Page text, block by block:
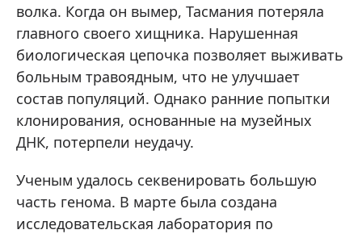
волка. Когда он вымер, Тасмания потеряла
главного своего хищника. Нарушенная
биологическая цепочка позволяет выживать
больным травоядным, что не улучшает
состав популяций. Однако ранние попытки
клонирования, основанные на музейных
ДНК, потерпели неудачу.
Ученым удалось секвенировать большую
часть генома. В марте была создана
исследовательская лаборатория по